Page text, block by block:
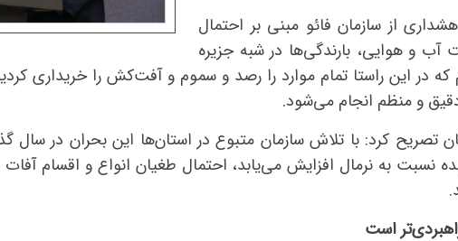
از سازمان فائو مبنی بر احتمال
و هوایی، بارندگی‌ها در شبه جزیره
که در این راستا تمام موارد را رصد و سموم و آفت‌کش را خریداری
و منظم انجام می‌شود.
تصریح کرد: با تلاش سازمان متبوع در استان‌ها این بحران در سال
نسبت به نرمال افزایش می‌یابد، احتمال طغیان انواع و اقسام آفات
است